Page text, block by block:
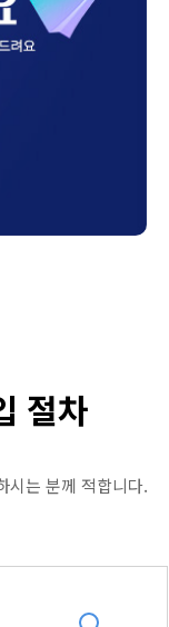
절차
시는 분께 적합니다.